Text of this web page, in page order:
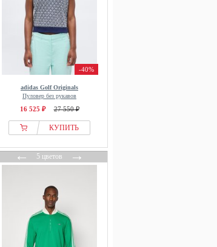
-40%
adidas Golf Originals
Пуловер без рукавов
16 525 ₽ 27 550 ₽
КУПИТЬ
←5 цветов→